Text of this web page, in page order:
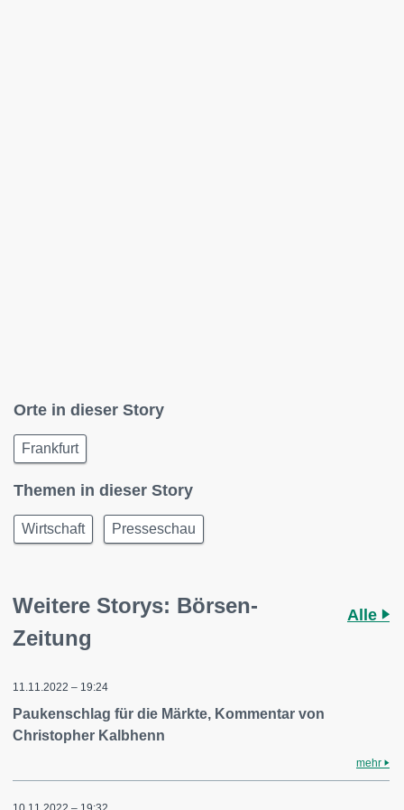
Orte in dieser Story
Frankfurt
Themen in dieser Story
Wirtschaft Presseschau
Weitere Storys: Börsen-
Zeitung
Alle
11.11.2022 – 19:24
Paukenschlag für die Märkte, Kommentar von
Christopher Kalbhenn
mehr